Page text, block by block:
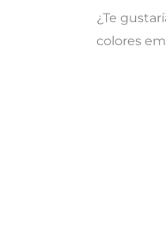
¿Te
colores